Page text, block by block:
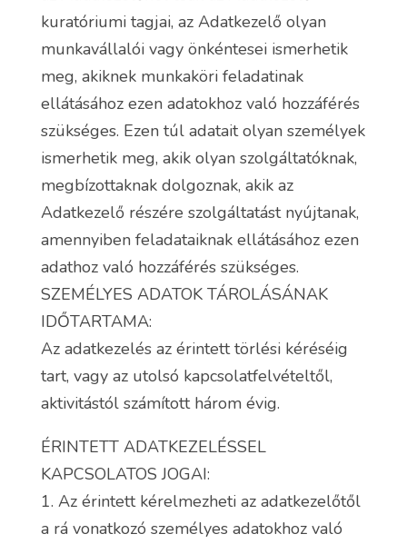
kuratóriumi tagjai, az Adatkezelő olyan
munkavállalói vagy önkéntesei ismerhetik
meg, akiknek munkaköri feladatinak
ellátásához ezen adatokhoz való hozzáférés
szükséges. Ezen túl adatait olyan személyek
ismerhetik meg, akik olyan szolgáltatóknak,
megbízottaknak dolgoznak, akik az
Adatkezelő részére szolgáltatást nyújtanak,
amennyiben feladataiknak ellátásához ezen
adathoz való hozzáférés szükséges.
SZEMÉLYES ADATOK TÁROLÁSÁNAK
IDŐTARTAMA:
Az adatkezelés az érintett törlési kéréséig
tart, vagy az utolsó kapcsolatfelvételtől,
aktivitástól számított három évig.
ÉRINTETT ADATKEZELÉSSEL
KAPCSOLATOS JOGAI:
1. Az érintett kérelmezheti az adatkezelőtől
a rá vonatkozó személyes adatokhoz való